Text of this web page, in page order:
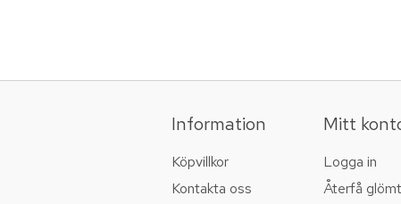
Information
Köpvillkor
Kontakta oss
Mitt
Logga in
Återfå